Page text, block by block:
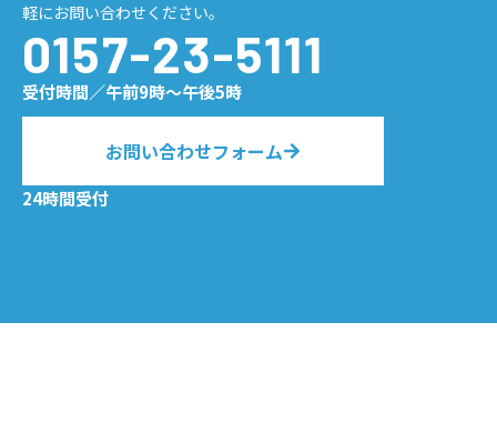
軽にお問い合わせください。
0157-23-5111
受付時間／午前9時〜午後5時
お問い合わせフォーム
24時間受付